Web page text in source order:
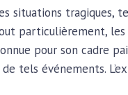
situations tragiques,
particulièrement,
pour son cadre
tels événements.